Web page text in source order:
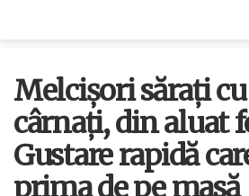
Melcișori sărați
cârnați, din aluat
Gustare rapidă
prima de pe masă